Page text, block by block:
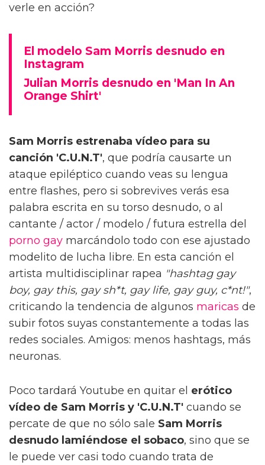
verle en acción?
El modelo Sam Morris desnudo en
Instagram
Julian Morris desnudo en 'Man In An
Orange Shirt'
Sam Morris estrenaba vídeo para su
canción 'C.U.N.T', que podría causarte un
ataque epiléptico cuando veas su lengua
entre flashes, pero si sobrevives verás esa
palabra escrita en su torso desnudo, o al
cantante / actor / modelo / futura estrella del
porno gay marcándolo todo con ese ajustado
modelito de lucha libre. En esta canción el
artista multidisciplinar rapea "hashtag gay
boy, gay this, gay sh*t, gay life, gay guy, c*nt!",
criticando la tendencia de algunos maricas de
subir fotos suyas constantemente a todas las
redes sociales. Amigos: menos hashtags, más
neuronas.
Poco tardará Youtube en quitar el erótico
vídeo de Sam Morris y 'C.U.N.T' cuando se
percate de que no sólo sale Sam Morris
desnudo lamiéndose el sobaco, sino que se
le puede ver casi todo cuando trata de